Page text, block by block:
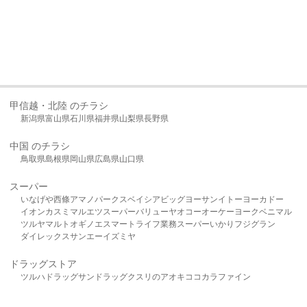
甲信越・北陸 のチラシ
新潟県富山県石川県福井県山梨県長野県
中国 のチラシ
鳥取県島根県岡山県広島県山口県
スーパー
いなげや西條アマノパークスベイシア ビッグヨーサンイトーヨーカドー
イオンカスミ マルエツスーパーバリューヤオコーオーケー ヨークベニマル
ツルヤマルト オギノ エスマート ライフ業務スーパーいかり フジグラン
ダイレックスサンエーイズミヤ
ドラッグストア
ツルハドラッグサンドラッグクスリのアオキ ココカラファイン